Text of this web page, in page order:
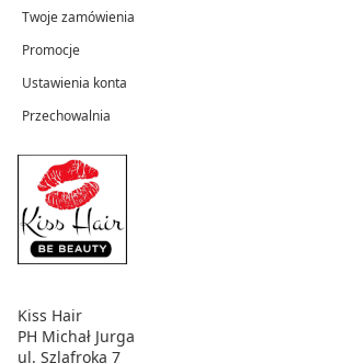
Twoje zamówienia
Promocje
Ustawienia konta
Przechowalnia
Kiss Hair
PH Michał Jurga
ul. Szlafroka 7